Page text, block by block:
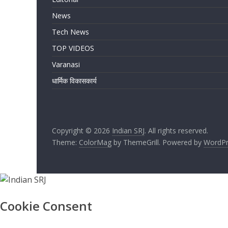
News
Tech News
TOP VIDEOS
Varanasi
धार्मिक विकासकार्य
Copyright © 2026 Indian SRJ. All rights reserved.
Theme: ColorMag by ThemeGrill. Powered by